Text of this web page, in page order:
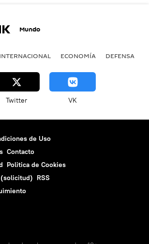
Mundo
INTERNACIONAL ECONOMÍA DEFENSA
Twitter VK
de Uso
Contacto
Politica de Cookies
(solicitud) RSS